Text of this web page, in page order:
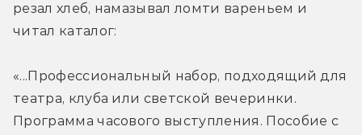
резал хлеб, намазывал ломти вареньем и
читал каталог:
«...Профессиональный набор, подходящий для
театра, клуба или светской вечеринки.
Программа часового выступления. Пособие с